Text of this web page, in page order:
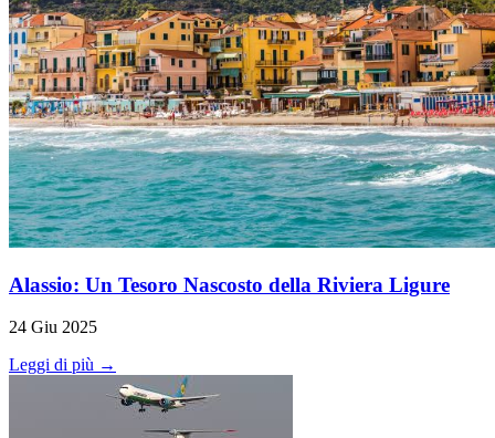
Alassio: Un Tesoro Nascosto della Riviera Ligure
24 Giu 2025
Leggi di più →